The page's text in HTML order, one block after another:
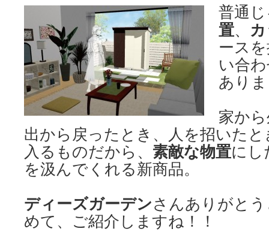
普通
置、
ース
い合
あり
家か
出から戻ったとき、人を招いた
入るものだから、 素敵な物置にし
を汲んでくれる新商品。
ディーズガーデンさんありがと
めて、ご紹介しますね！！